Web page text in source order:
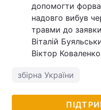
допомогти
надовго вибув
травми до
Віталій
Віктор
збірна України